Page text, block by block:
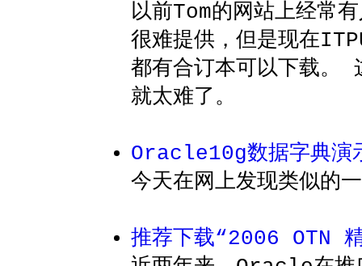
以前Tom的网站上经常
很难提供，但是现在
都有合订本可以下载。
就太难了。
Oracle10g数据字典演
今天在网上发现类似
推荐下载“2006 OTN